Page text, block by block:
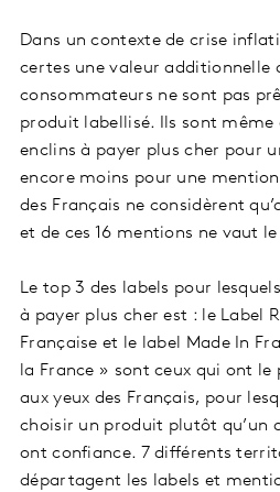
Dans un contexte de crise
certes une valeur additionnelle
consommateurs ne sont pas
produit labellisé. Ils sont même
enclins à payer plus cher pour
encore moins pour une
des Français ne considèrent
et de ces 16 mentions ne vaut
Le top 3 des labels pour
à payer plus cher est : le Label
Française et le label Made In
la France » sont ceux qui ont
aux yeux des Français, pour
choisir un produit plutôt qu’un
ont confiance. 7 différents
départagent les labels et